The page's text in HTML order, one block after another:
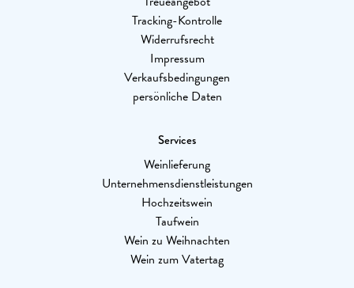
Tracking-Kontrolle
Widerrufsrecht
Impressum
Verkaufsbedingungen
persönliche Daten
Services
Weinlieferung
Unternehmensdienstleistungen
Hochzeitswein
Taufwein
Wein zu Weihnachten
Wein zum Vatertag